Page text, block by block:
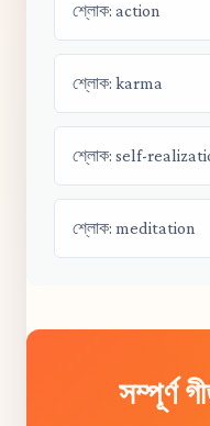
শ্লোক: action
শ্লোক: karma
শ্লোক: self-
শ্লোক: meditation
সম্পূর্ণ